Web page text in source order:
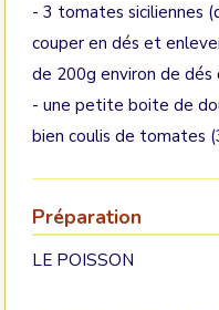
- 3 tomates siciliennes
couper en dés et
de 200g environ de
- une petite boite de
bien coulis de tomates
Préparation
LE POISSON